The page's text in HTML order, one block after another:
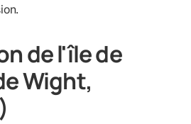
de l'île de
Wight,